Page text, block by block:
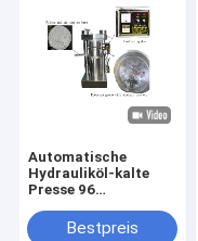
Automatische
Hydrauliköl-kalte
Presse 96
Presse-Maschine 60
Bestpreis